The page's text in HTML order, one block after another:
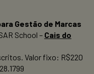
Gestão de Marcas
School – Cais do
Valor fixo: R$220